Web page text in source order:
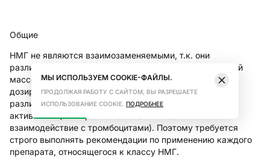
Общие
НМГ не являются взаимозаменяемыми, т.к. они
различаются по процессу производства, молекулярной
массе, специфической анти-Ха-активности, единицам
дозирования и режиму дозирования, с чем связаны
различия в их фармакокинетике и биологической
активности (антитромбиновая активность и
взаимодействие с тромбоцитами). Поэтому требуется
строго выполнять рекомендации по применению каждого
препарата, относящегося к классу НМГ.
МЫ ИСПОЛЬЗУЕМ COOKIE-ФАЙЛЫ.
ПРОДОЛЖАЯ РАБОТУ С САЙТОМ, ВЫ РАЗРЕШАЕТЕ
ИСПОЛЬЗОВАНИЕ COOKIE. ПОДРОБНЕЕ